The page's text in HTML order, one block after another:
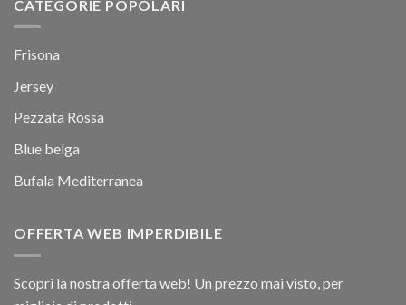
CATEGORIE POPOLARI
Frisona
Jersey
Pezzata Rossa
Blue belga
Bufala Mediterranea
OFFERTA WEB IMPERDIBILE
Scopri la nostra offerta web! Un prezzo mai visto, per